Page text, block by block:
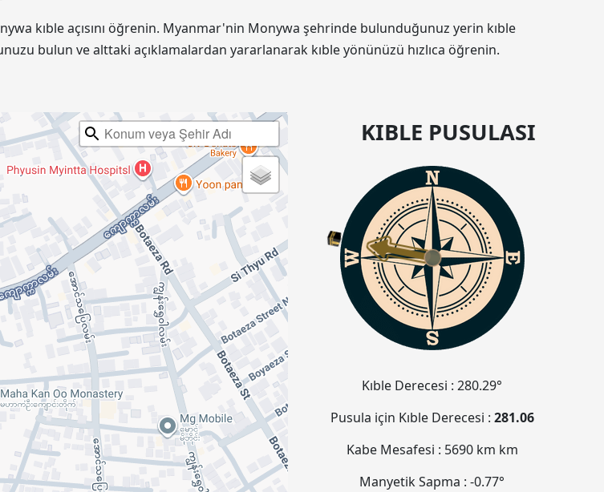
kıble açısını öğrenin. Myanmar'nin Monywa şehrinde bulunduğunuz yerin kıble
bulun ve alttaki açıklamalardan yararlanarak kıble yönünüzü hızlıca öğrenin.
KIBLE PUSULASI
Kıble Derecesi :280.29°
Pusula için Kıble Derecesi : 281.06
Kabe Mesafesi : 5690 km km
Manyetik Sapma :-0.77°